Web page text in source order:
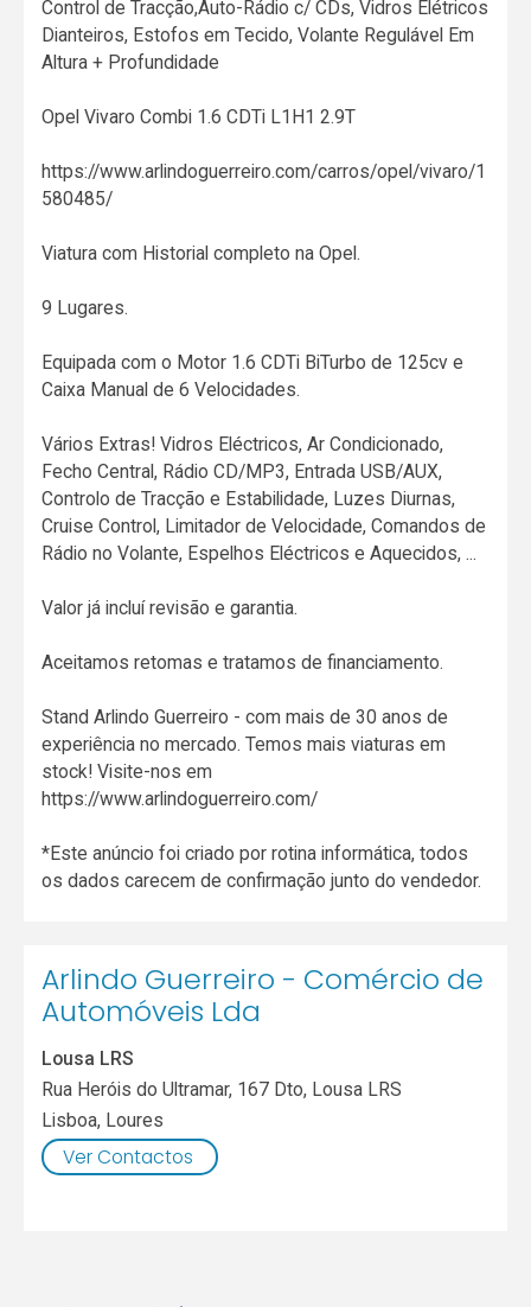
Control de Tracção,Auto-Rádio c/ CDs, Vidros Elétricos
Dianteiros, Estofos em Tecido, Volante Regulável Em
Altura + Profundidade
Opel Vivaro Combi 1.6 CDTi L1H1 2.9T
https://www.arlindoguerreiro.com/carros/opel/vivaro/1
580485/
Viatura com Historial completo na Opel.
9 Lugares.
Equipada com o Motor 1.6 CDTi BiTurbo de 125cv e
Caixa Manual de 6 Velocidades.
Vários Extras! Vidros Eléctricos, Ar Condicionado,
Fecho Central, Rádio CD/MP3, Entrada USB/AUX,
Controlo de Tracção e Estabilidade, Luzes Diurnas,
Cruise Control, Limitador de Velocidade, Comandos de
Rádio no Volante, Espelhos Eléctricos e Aquecidos, ...
Valor já incluí revisão e garantia.
Aceitamos retomas e tratamos de financiamento.
Stand Arlindo Guerreiro - com mais de 30 anos de
experiência no mercado. Temos mais viaturas em
stock! Visite-nos em
https://www.arlindoguerreiro.com/
*Este anúncio foi criado por rotina informática, todos
os dados carecem de confirmação junto do vendedor.
Arlindo Guerreiro - Comércio de
Automóveis Lda
Lousa LRS
Rua Heróis do Ultramar, 167 Dto, Lousa LRS
Lisboa, Loures
Ver Contactos